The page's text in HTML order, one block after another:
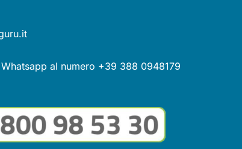
al numero +39 388 0948179